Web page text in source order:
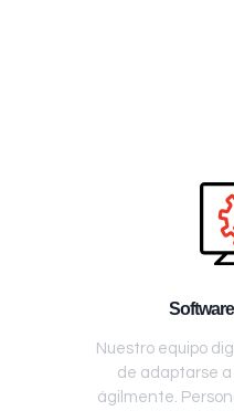
Nuestro equipo
de adaptarse
ágilmente.